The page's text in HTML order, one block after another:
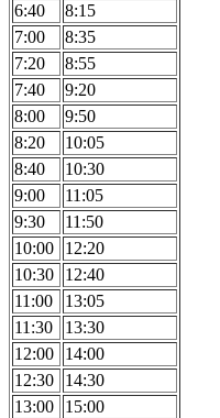
6:40
8:15
7:00
8:35
7:20
8:55
7:40
9:20
8:00
9:50
8:20
10:05
8:40
10:30
9:00
11:05
9:30
11:50
10:00
12:20
10:30
12:40
11:00
13:05
11:30
13:30
12:00
14:00
12:30
14:30
13:00
15:00